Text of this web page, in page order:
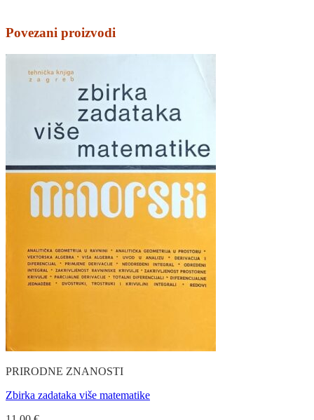
Povezani proizvodi
PRIRODNE ZNANOSTI
Zbirka zadataka više matematike